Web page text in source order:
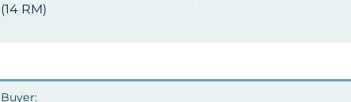
(14 RM)